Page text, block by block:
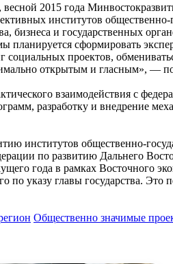
2015 года
институтов
бизнеса и государственных
планируется сформировать
проектов,
открытым и гласным», —
взаимодействия с
разработку и внедрение
институтов общественно-
по развитию Дальнего
года в рамках Восточного
указу главы государства. Это
Общественно значимые